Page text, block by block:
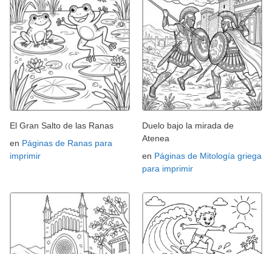
El Gran Salto de las Ranas
en Páginas de Ranas para
imprimir
Duelo bajo la mirada de
Atenea
en Páginas de Mitología griega
para imprimir